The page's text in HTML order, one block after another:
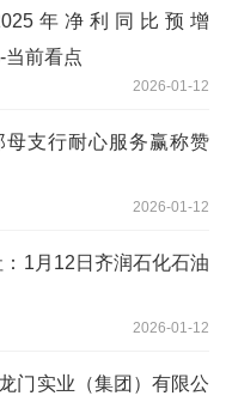
年净利同比预增
当前看点
2026-01-12
母支行耐心服务赢称赞
2026-01-12
1月12日齐润石化石油
2026-01-12
门实业（集团）有限公